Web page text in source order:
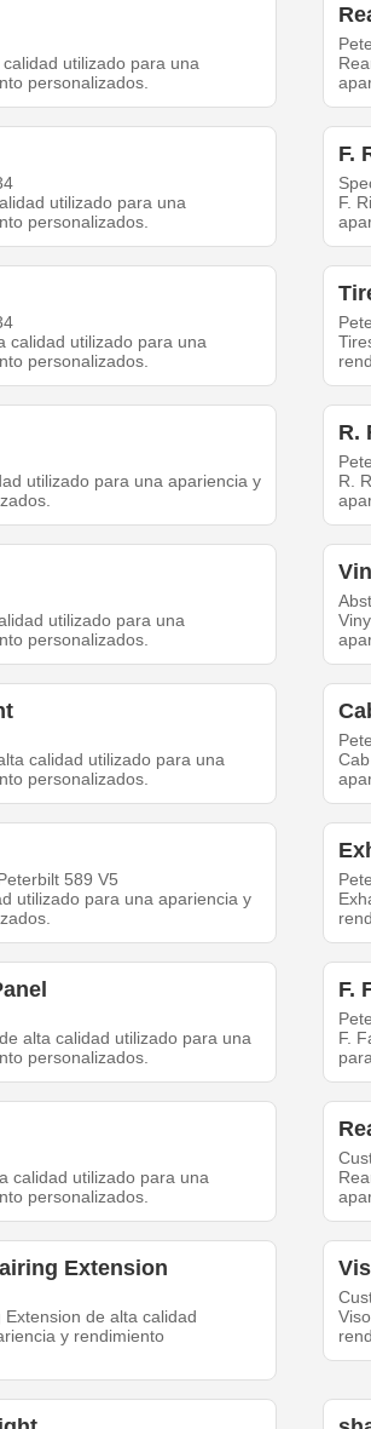
utilizado para una
personalizados.
utilizado para una
personalizados.
F.
F.
calidad utilizado para una
personalizados.
utilizado para una apariencia y
R.
R.
utilizado para una
personalizados.
calidad utilizado para una
personalizados.
589 V5
utilizado para una apariencia y
alta calidad utilizado para una
personalizados.
F.
F.
calidad utilizado para una
personalizados.
Extension
de alta calidad
y rendimiento